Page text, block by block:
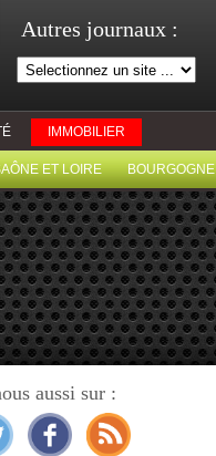
Autres journaux :
IMMOBILIER
ET LOIRE BOURGOGNE
aussi sur :